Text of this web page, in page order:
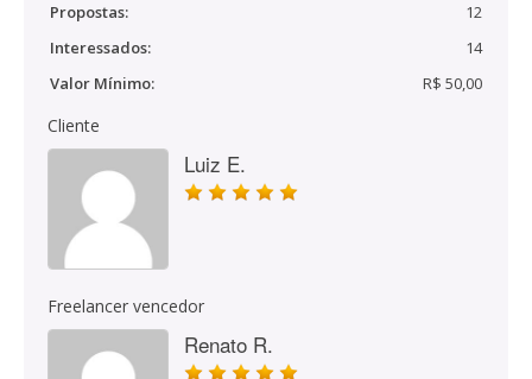
Propostas:
12
Interessados:
14
Valor Mínimo:
R$ 50,00
Cliente
Luiz E.
Freelancer vencedor
Renato R.